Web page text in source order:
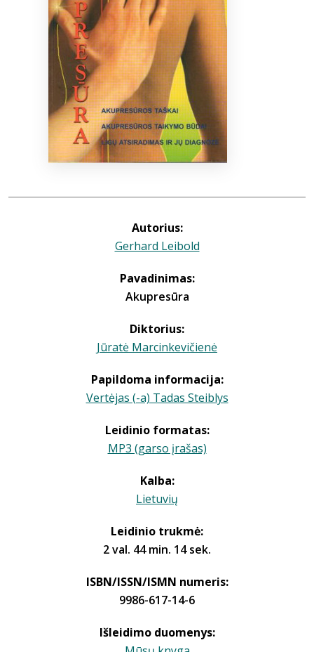
+370 667 80 541
info@elvislab.lt
Autorius:
Gerhard Leibold
Pavadinimas:
Akupresūra
Diktorius:
Jūratė Marcinkevičienė
Papildoma informacija:
Vertėjas (-a) Tadas Steiblys
Leidinio formatas:
MP3 (garso įrašas)
Kalba:
Lietuvių
Leidinio trukmė:
2 val. 44 min. 14 sek.
ISBN/ISSN/ISMN numeris:
9986-617-14-6
Išleidimo duomenys: